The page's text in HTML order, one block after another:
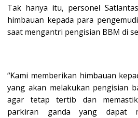
Tak hanya itu, personel
himbauan kepada para
saat mengantri pengisian BBM di
“Kami memberikan himbauan
yang akan melakukan pengisian
agar tetap tertib dan
parkiran ganda yang dapat